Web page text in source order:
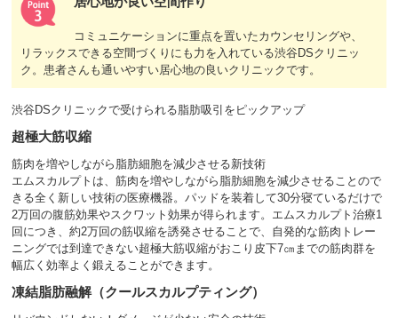
コミュニケーションに重点を置いたカウンセリングや、
リラックスできる空間づくりにも力を入れている渋谷DSクリニッ
ク。患者さんも通いやすい居心地の良いクリニックです。
渋谷DSクリニックで受けられる脂肪吸引をピックアップ
超極大筋収縮
筋肉を増やしながら脂肪細胞を減少させる新技術
エムスカルプトは、筋肉を増やしながら脂肪細胞を減少させることので
きる全く新しい技術の医療機器。パッドを装着して30分寝ているだけで
2万回の腹筋効果やスクワット効果が得られます。エムスカルプト治療1
回につき、約2万回の筋収縮を誘発させることで、自発的な筋肉トレー
ニングでは到達できない超極大筋収縮がおこり皮下7㎝までの筋肉群を
幅広く効率よく鍛えることができます。
凍結脂肪融解（クールスカルプティング）